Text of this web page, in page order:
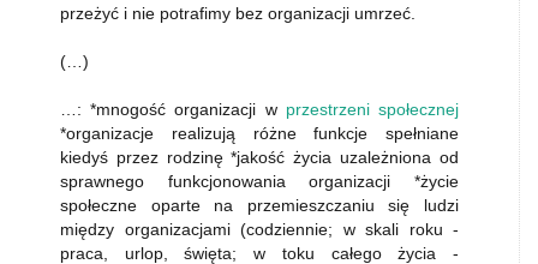
przeżyć i nie potrafimy bez organizacji umrzeć.
(…)
…: *mnogość organizacji w przestrzeni społecznej
*organizacje realizują różne funkcje spełniane
kiedyś przez rodzinę *jakość życia uzależniona od
sprawnego funkcjonowania organizacji *życie
społeczne oparte na przemieszczaniu się ludzi
między organizacjami (codziennie; w skali roku -
praca, urlop, święta; w toku całego życia -